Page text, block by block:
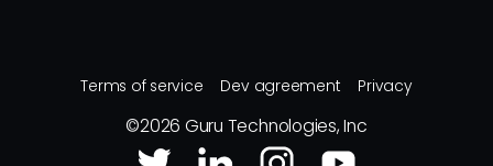
Terms of service Dev agreement Privacy
©2026 Guru Technologies, Inc